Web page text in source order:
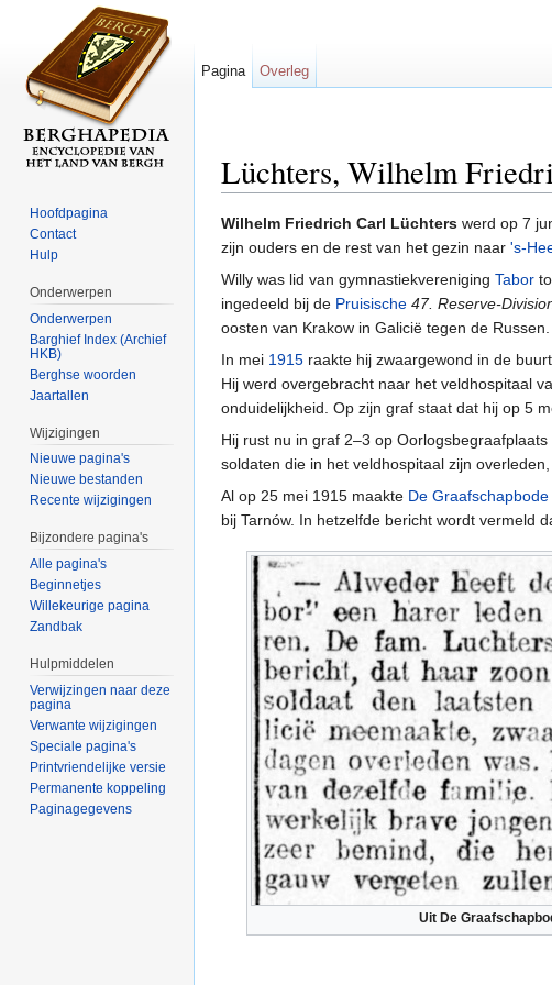
Lüchters, Wilhelm
Wilhelm Friedrich Carl Lüchters werd op 7
zijn ouders en de rest van het gezin naar 's-
Willy was lid van gymnastiekvereniging Tabor
ingedeeld bij de Pruisische 47. Reserve-
oosten van Krakow in Galicië tegen de Russen.
In mei 1915 raakte hij zwaargewond in de
Hij werd overgebracht naar het veldhospitaal
onduidelijkheid. Op zijn graf staat dat hij op 5
Hij rust nu in graf 2–3 op Oorlogsbegraafplaats
soldaten die in het veldhospitaal zijn
Al op 25 mei 1915 maakte De Graafschapbode
bij Tarnów. In hetzelfde bericht wordt vermeld
Uit De
Pagina Overleg
Hoofdpagina
Contact
Hulp
Onderwerpen
Onderwerpen
Barghief Index (Archief
HKB)
Berghse woorden
Jaartallen
Wijzigingen
Nieuwe pagina's
Nieuwe bestanden
Recente wijzigingen
Bijzondere pagina's
Alle pagina's
Beginnetjes
Willekeurige pagina
Zandbak
Hulpmiddelen
Verwijzingen naar deze
pagina
Verwante wijzigingen
Speciale pagina's
Printvriendelijke versie
Permanente koppeling
Paginagegevens